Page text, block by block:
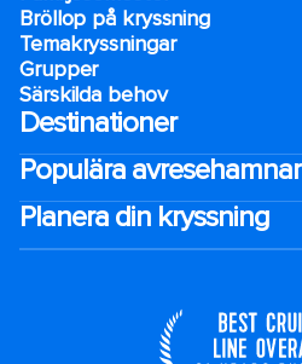
Bröllop på kryssning
Temakryssningar
Grupper
Särskilda behov
Destinationer
Populära avresehamnar
Planera din kryssning